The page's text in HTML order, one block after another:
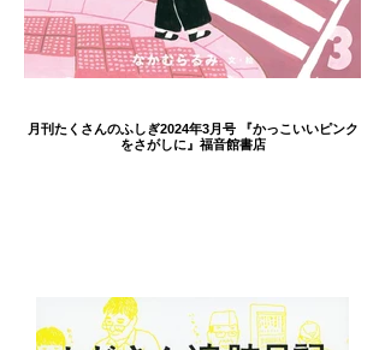
月刊たくさんのふしぎ2024年3月号 『かっこいいピンク
をさがしに』福音館書店